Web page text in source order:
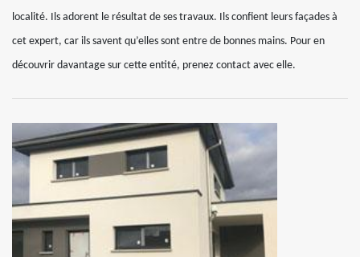
localité. Ils adorent le résultat de ses travaux. Ils confient leurs façades à
cet expert, car ils savent qu’elles sont entre de bonnes mains. Pour en
découvrir davantage sur cette entité, prenez contact avec elle.